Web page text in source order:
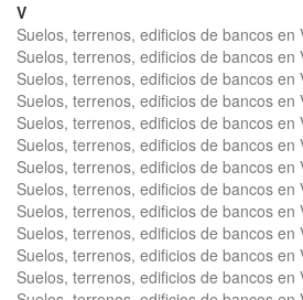
V
Suelos, terrenos, edificios de bancos en
Suelos, terrenos, edificios de bancos en
Suelos, terrenos, edificios de bancos en
Suelos, terrenos, edificios de bancos en
Suelos, terrenos, edificios de bancos en
Suelos, terrenos, edificios de bancos en
Suelos, terrenos, edificios de bancos en
Suelos, terrenos, edificios de bancos en
Suelos, terrenos, edificios de bancos en
Suelos, terrenos, edificios de bancos en
Suelos, terrenos, edificios de bancos en
Suelos, terrenos, edificios de bancos en